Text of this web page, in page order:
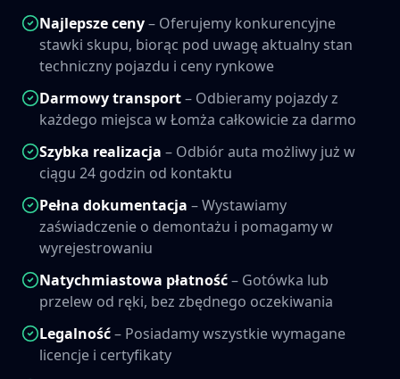
Najlepsze ceny– Oferujemy konkurencyjne
stawki skupu, biorąc pod uwagę aktualny stan
techniczny pojazdu i ceny rynkowe
Darmowy transport– Odbieramy pojazdy z
każdego miejsca wŁomża całkowicie za darmo
Szybka realizacja – Odbiór auta możliwy już w
ciągu 24 godzin od kontaktu
Pełna dokumentacja – Wystawiamy
zaświadczenie o demontażu i pomagamy w
wyrejestrowaniu
Natychmiastowa płatność– Gotówka lub
przelew od ręki, bez zbędnego oczekiwania
Legalność– Posiadamy wszystkie wymagane
licencje i certyfikaty